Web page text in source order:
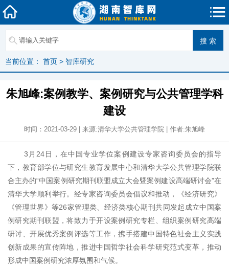
当前位置： 首页 > 智库研究
朱旭峰:案例教学、案例研究与公共管理学科
建设
时间：2021-03-29 | 来源:清华大学公共管理学院 | 作者:朱旭峰
3月24日，在中国专业学位案例建设专家咨询委员会的指导
下，教育部学位与研究生教育发展中心和清华大学公共管理学院联
合主办的“中国案例研究期刊联盟成立大会曁案例建设高端研讨会”在
清华大学顺利举行。经专家咨询委员会倡议和推动，《经济研究》
《管理世界》等26家管理类、经济类核心期刊共同发起成立中国案
例研究期刊联盟，将致力于开设案例研究专栏、组织案例研究高端
研讨、开展优秀案例评选等工作，携手搭建中国特色社会主义实践
创新成果的宣传阵地，推进中国哲学社会科学研究范式变革，推动
形成中国案例研究浓厚氛围和气候。